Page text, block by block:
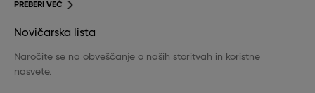
PREBERI VEČ
Novičarska lista
Naročite se na obveščanje o naših storitvah in koristne
nasvete.